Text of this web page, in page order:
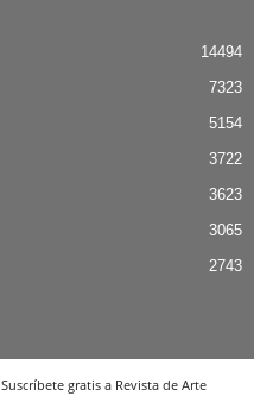
14494
7323
5154
3722
3623
3065
2743
Suscríbete gratis a Revista de Arte